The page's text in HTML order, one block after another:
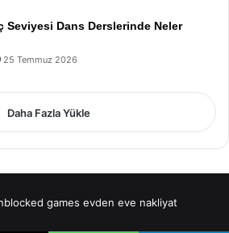
Seviyesi Dans Derslerinde Neler
25 Temmuz 2026
Daha Fazla Yükle
games evden eve nakliyat